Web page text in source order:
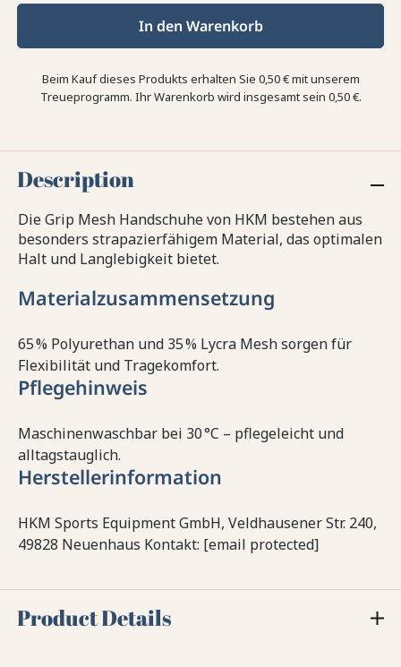
In den Warenkorb
Beim Kauf dieses Produkts erhalten Sie 0,50 €mit unserem
Treueprogramm. Ihr Warenkorb wird insgesamt sein 0,50 €.
Description
Die Grip Mesh Handschuhe von HKM bestehen aus
besonders strapazierfähigem Material, das optimalen
Halt und Langlebigkeit bietet.
Materialzusammensetzung
65 % Polyurethan und 35 % Lycra Mesh sorgen für
Flexibilität und Tragekomfort.
Pflegehinweis
Maschinenwaschbar bei 30 °C – pflegeleicht und
alltagstauglich.
Herstellerinformation
HKM Sports Equipment GmbH, Veldhausener Str. 240,
49828 Neuenhaus Kontakt: [email protected]
Product Details